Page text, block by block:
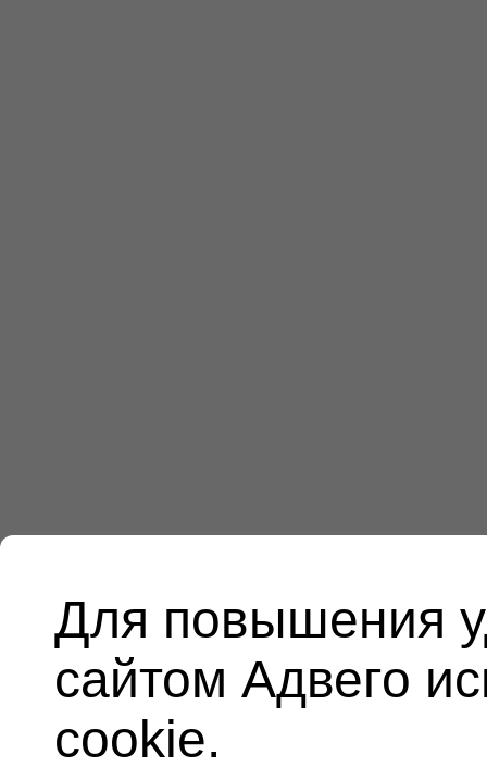
Для повышения
сайтом Адвего
cookie.